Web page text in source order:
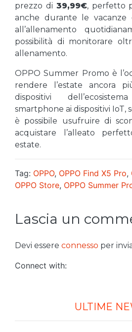
prezzo di 39,99€, perfetto
anche durante le vacanze
all’allenamento
possibilità di monitorare
allenamento.
OPPO Summer Promo è
rendere l’estate ancora
dispositivi
smartphone ai dispositivi IoT,
è possibile usufruire di
acquistare l’alleato
estate.
Tag: OPPO, OPPO Find X5 Pro,
OPPO Store, OPPO Summer
Lascia un
Devi essere connesso per
Connect with:
ULTIME